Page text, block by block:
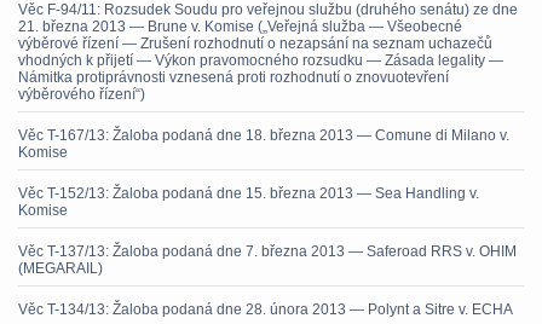
Věc F-94/11: Rozsudek Soudu pro veřejnou službu (druhého senátu) ze dne
21. března 2013 — Brune v. Komise („Veřejná služba — Všeobecné
výběrové řízení — Zrušení rozhodnutí o nezapsání na seznam uchazečů
vhodných k přijetí — Výkon pravomocného rozsudku — Zásada legality —
Námitka protiprávnosti vznesená proti rozhodnutí o znovuotevření
výběrového řízení“)
Věc T-167/13: Žaloba podaná dne 18. března 2013 — Comune di Milano v.
Komise
Věc T-152/13: Žaloba podaná dne 15. března 2013 — Sea Handling v.
Komise
Věc T-137/13: Žaloba podaná dne 7. března 2013 — Saferoad RRS v. OHIM
(MEGARAIL)
Věc T-134/13: Žaloba podaná dne 28. února 2013 — Polynt a Sitre v. ECHA